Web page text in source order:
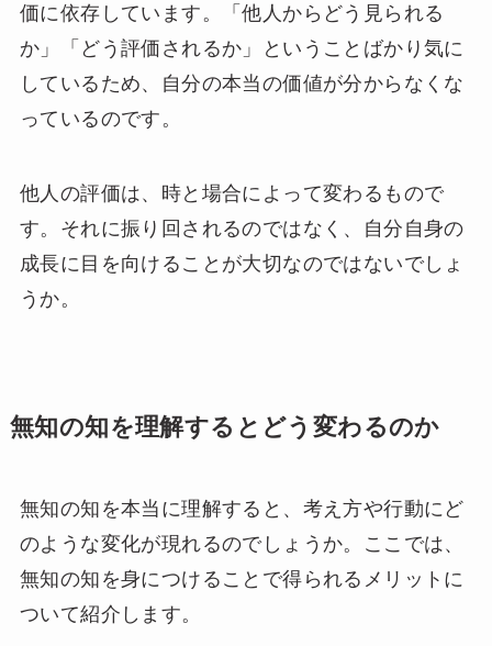
価に依存しています。「他人からどう見られる
か」「どう評価されるか」ということばかり気に
しているため、自分の本当の価値が分からなくな
っているのです。
他人の評価は、時と場合によって変わるもので
す。それに振り回されるのではなく、自分自身の
成長に目を向けることが大切なのではないでしょ
うか。
無知の知を理解するとどう変わるのか
無知の知を本当に理解すると、考え方や行動にど
のような変化が現れるのでしょうか。ここでは、
無知の知を身につけることで得られるメリットに
ついて紹介します。